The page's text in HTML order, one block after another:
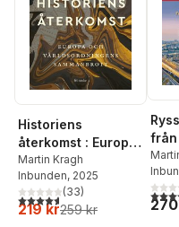
Historiens
återkomst : Europa
och
världsordningens
sammanbrott
Martin Kragh
Inbunden, 2025
4,6utav 5 stjärnor. Totalt antal
(33)
219 kr259 kr
från
4,5